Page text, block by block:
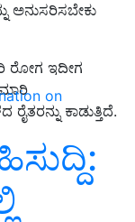
on
ಅನುಸರಿಸಬೇಕು
ರೋಗ ಇದೀಗ
ಕಾಡುತ್ತಿದೆ.